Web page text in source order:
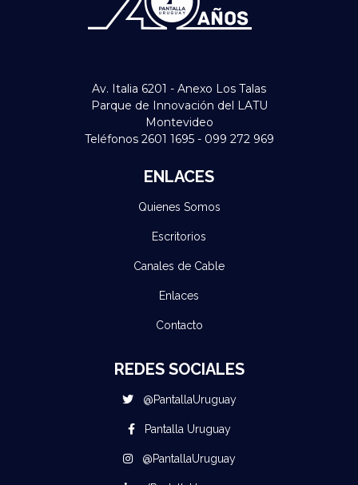
Av. Italia 6201 - Anexo Los Talas
Parque de Innovación del LATU
Montevideo
Teléfonos 2601 1695 - 099 272 969
ENLACES
Quienes Somos
Escritorios
Canales de Cable
Enlaces
Contacto
REDES SOCIALES
@PantallaUruguay
Pantalla Uruguay
@PantallaUruguay